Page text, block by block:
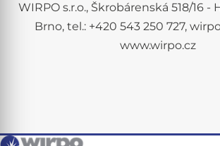
WIRPO s.r.o., Škrobárenská 518/16 -
Brno, tel.: +420 543 250 727,
www.wirpo.cz